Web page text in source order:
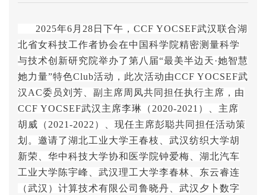
2025年6月28日下午，CCF YOCSEF武汉联合湖
北省女科技工作者协会在中国科学院精密测量科学
与技术创新研究院举办了第八届“最美半边天·她智慧
她力量”特色Club活动，此次活动由CCF YOCSEF武
汉AC委员刘芳、副主席周凤共同担任执行主席，由
CCF YOCSEF武汉主席李琳（2020-2021）、主席
胡威（2021-2022）、现任主席彭聪共同担任活动策
划。邀请了湖北工业大学王春枝、武汉纺织大学胡
新荣、华中科技大学协和医学院钟爱梅、湖北汽车
工业大学陈宇峰、武汉理工大学李春林、东云睿连
（武汉）计算技术有限公司鲁晓丹、武汉夕卜数字